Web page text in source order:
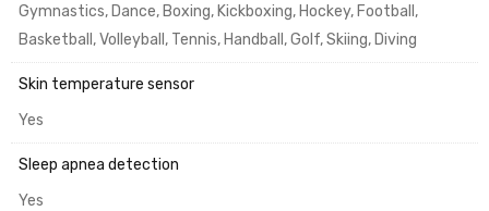
Gymnastics, Dance, Boxing, Kickboxing, Hockey, Football,
Basketball, Volleyball, Tennis, Handball, Golf, Skiing, Diving
Skin temperature sensor
Yes
Sleep apnea detection
Yes